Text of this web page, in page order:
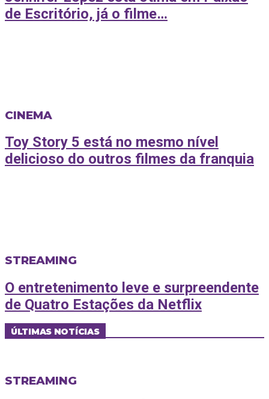
de Escritório, já o filme…
CINEMA
Toy Story 5 está no mesmo nível
delicioso do outros filmes da franquia
STREAMING
O entretenimento leve e surpreendente
de Quatro Estações da Netflix
ÚLTIMAS NOTÍCIAS
STREAMING